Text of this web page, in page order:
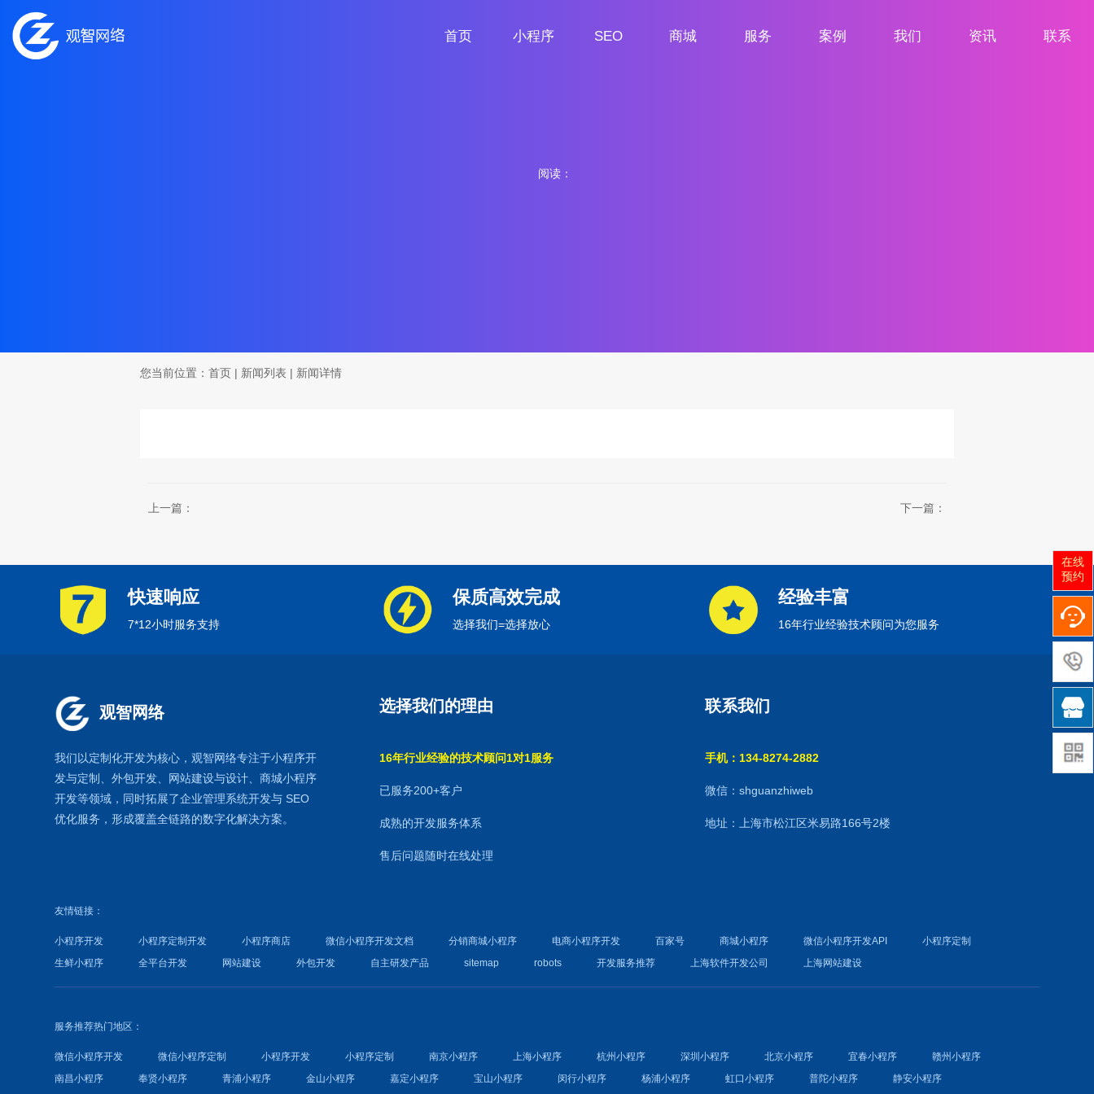
首页
小程序
SEO
商城
服务
案例
我们
资讯
联系
阅读：
您当前位置： 首页 | 新闻列表 | 新闻详情
上一篇： 下一篇：
快速响应
7*12小时服务支持
保质高效完成
选择我们=选择放心
经验丰富
16年行业经验技术顾问为您服务
观智网络
我们以定制化开发为核心，观智网络专注于小程序开
发与定制、外包开发、 网站建设与设计、商城小程序
开发等领域，同时拓展了企业管理系统开发与 SEO
优化服务，形成覆盖全链路的数字化解决方案。
选择我们的理由
16年行业经验的技术顾问1对1服务
已服务200+客户
成熟的开发服务体系
售后问题随时在线处理
联系我们
手机：134-8274-2882
微信：shguanzhiweb
地址：上海市松江区米易路166号2楼
友情链接：
小程序开发 小程序定制开发 小程序商店 微信小程序开发文档 分销商城小程序 电商小程序开发 百家号 商城小程序 微信小程序开发API
小程序定制
生鲜小程序
全平台开发 网站建设 外包开发 自主研发产品 sitemap robots 开发服务推荐 上海软件开发公司 上海网站建设
服务推荐热门地区：
微信小程序开发 微信小程序定制 小程序开发 小程序定制 南京小程序 上海小程序 杭州小程序 深圳小程序 北京小程序 宜春小程序
赣州小程序
南昌小程序
奉贤小程序 青浦小程序 金山小程序 嘉定小程序 宝山小程序 闵行小程序 杨浦小程序 虹口小程序 普陀小程序 静安小程序
在线
预约
